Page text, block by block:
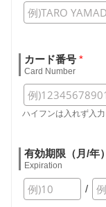
カード番号 *
Card Number
ハイフンは入れず入力
有効期限（月/年
Expiration
/